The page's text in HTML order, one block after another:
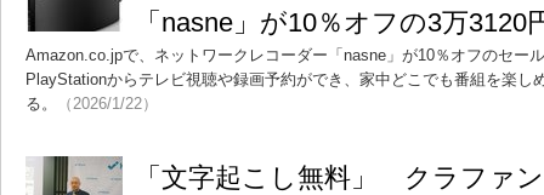
「nasne」が10％オフの3万3120
Amazon.co.jpで、ネットワークレコーダー「nasne」が10％オフのセー
PlayStationからテレビ視聴や録画予約ができ、家中どこでも番組を楽し
る。
（2026/1/22）
「文字起こし無料」 クラファ